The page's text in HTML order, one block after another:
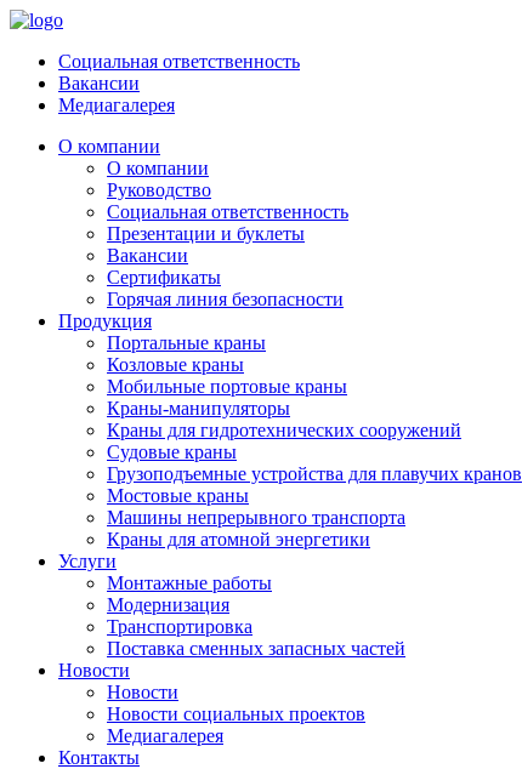
Социальная ответственность
Вакансии
Медиагалерея
О компании
О компании
Руководство
Социальная ответственность
Презентации и буклеты
Вакансии
Сертификаты
Горячая линия безопасности
Продукция
Портальные краны
Козловые краны
Мобильные портовые краны
Краны-манипуляторы
Краны для гидротехнических сооружений
Судовые краны
Грузоподъемные устройства для плавучих кранов
Мостовые краны
Машины непрерывного транспорта
Краны для атомной энергетики
Услуги
Монтажные работы
Модернизация
Транспортировка
Поставка сменных запасных частей
Новости
Новости
Новости социальных проектов
Медиагалерея
Контакты